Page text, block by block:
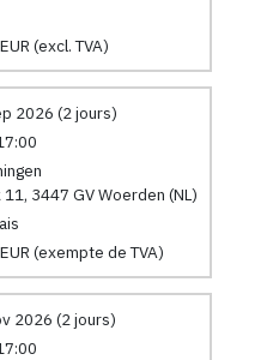
(excl. TVA)
2026 (2 jours)
3447 GV Woerden (NL)
(exempte de TVA)
2026 (2 jours)